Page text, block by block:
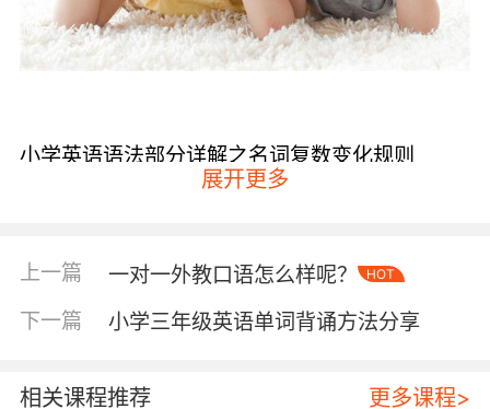
小学英语语法部分详解之名词复数变化规则
bed-beds（床）”；以s、x、sh、ch结尾的直接
加-es，比如“bus-buses（公交车）、box-
boxes（盒子）以及watch-watches（手表）”；
展开更多
上一篇 一对一外教口语怎么样呢？ HOT
下一篇 小学三年级英语单词背诵方法分享
相关课程推荐 更多课程>